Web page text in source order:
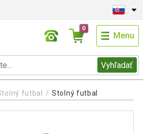
Vyhľadať
0
Menu
futbal Stolný futbal